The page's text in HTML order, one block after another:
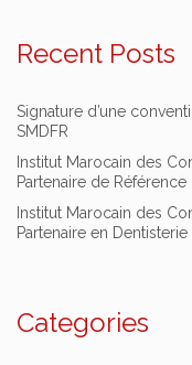
Recent Posts
Signature d’une
SMDFR
Institut Marocain des
Partenaire de
Institut Marocain des
Partenaire en Dentisterie
Categories